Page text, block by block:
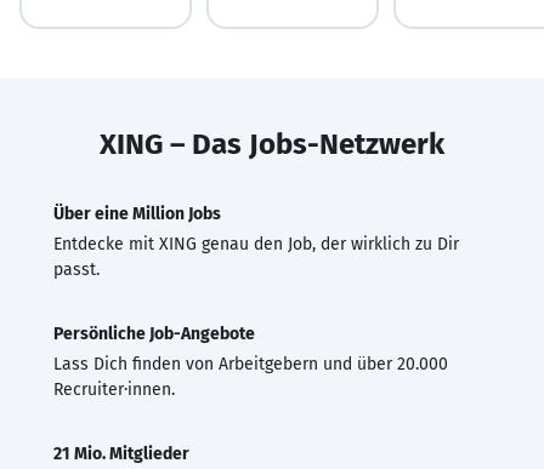
XING – Das Jobs-Netzwerk
Über eine Million Jobs
Entdecke mit XING genau den Job, der wirklich zu Dir
passt.
Persönliche Job-Angebote
Lass Dich finden von Arbeitgebern und über 20.000
Recruiter·innen.
21 Mio. Mitglieder